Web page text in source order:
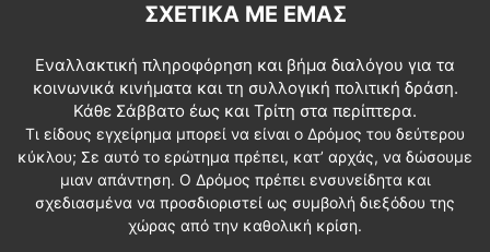
ΣΧΕΤΙΚΆ ΜΕ ΕΜΆΣ
Εναλλακτική πληροφόρηση και βήμα διαλόγου για τα
κοινωνικά κινήματα και τη συλλογική πολιτική δράση.
Κάθε Σάββατο έως και Τρίτη στα περίπτερα.
Τι είδους εγχείρημα μπορεί να είναι ο Δρόμος του δεύτερου
κύκλου; Σε αυτό το ερώτημα πρέπει, κατ’ αρχάς, να δώσουμε
μιαν απάντηση. Ο Δρόμος πρέπει ενσυνείδητα και
σχεδιασμένα να προσδιοριστεί ως συμβολή διεξόδου της
χώρας από την καθολική κρίση.